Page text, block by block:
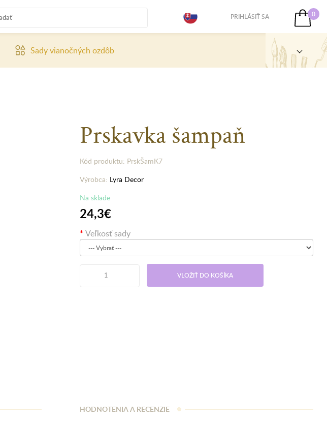
PRIHLÁSIŤ SA 0
Sady vianočných ozdôb
Prskavka šampaň
Kód produktu: PrskŠamK7
Výrobca: Lyra Decor
Na sklade
24,3€
Veľkosť sady
VLOŽIŤ DO KOŠÍKA
HODNOTENIA A RECENZIE